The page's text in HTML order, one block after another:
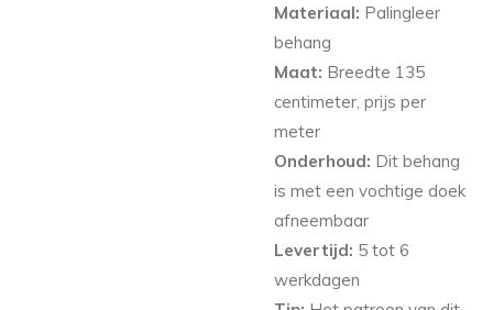
Materiaal: Palingleer
behang
Maat: Breedte 135
centimeter, prijs per
meter
Onderhoud: Dit behang
is met een vochtige doek
afneembaar
Levertijd: 5 tot 6
werkdagen